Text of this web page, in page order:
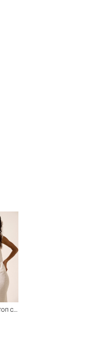
ТРИКОТАЖНЫЙ ТОП С ПАЙЕТКАМИ